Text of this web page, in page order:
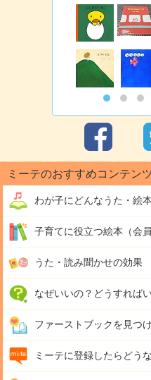
ミーテのおすすめコンテン
わが子にどんなうた・絵
子育てに役立つ絵本（会
うた・読み聞かせの効果
なぜいいの？どうすれば
ファーストブックを見つ
ミーテに登録したらどう